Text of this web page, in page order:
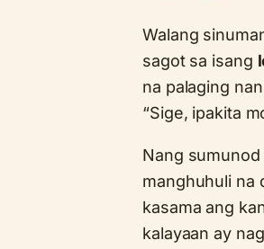
Walang
sagot sa isang
na palaging
“Sige, ipakita
Nang sumunod
manghuhuli na
kasama ang
kalayaan ay